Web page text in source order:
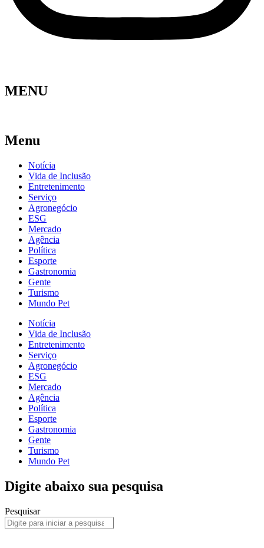
MENU
Menu
Notícia
Vida de Inclusão
Entretenimento
Serviço
Agronegócio
ESG
Mercado
Agência
Política
Esporte
Gastronomia
Gente
Turismo
Mundo Pet
Notícia
Vida de Inclusão
Entretenimento
Serviço
Agronegócio
ESG
Mercado
Agência
Política
Esporte
Gastronomia
Gente
Turismo
Mundo Pet
Digite abaixo sua pesquisa
Pesquisar